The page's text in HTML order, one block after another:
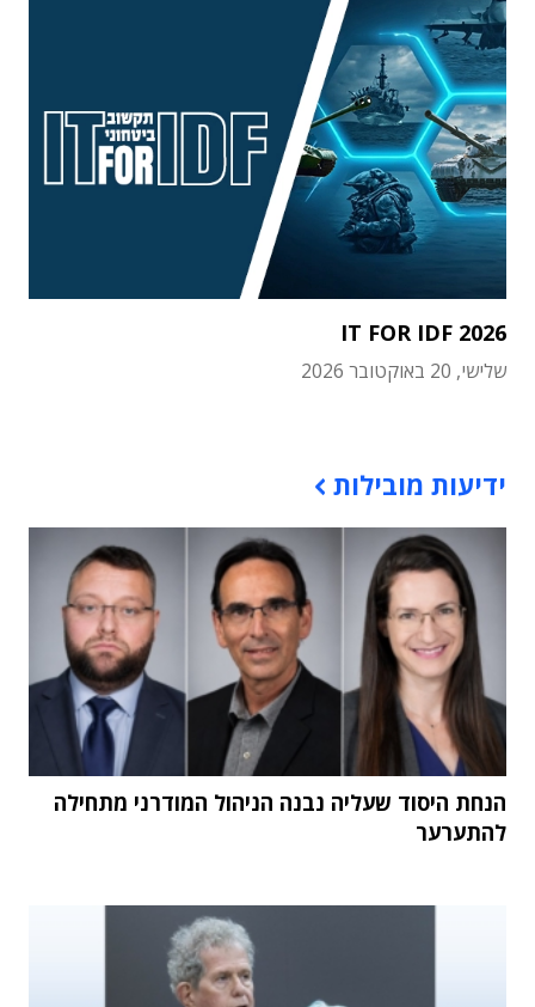
IT FOR IDF 2026
שלישי, 20 באוקטובר 2026
ידיעות מובילות
הנחת היסוד שעליה נבנה הניהול המודרני מתחילה
להתערער